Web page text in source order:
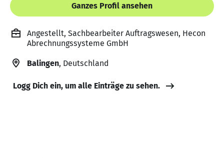
Ganzes Profil ansehen
Angestellt, Sachbearbeiter Auftragswesen, Hecon
Abrechnungssysteme GmbH
Balingen, Deutschland
Logg Dich ein, um alle Einträge zu sehen.